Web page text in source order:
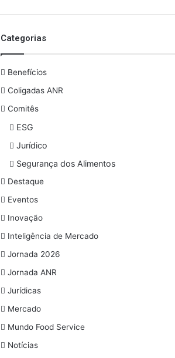
s
u
e
d
e
e
a
i
Categorias
Benefícios
Coligadas ANR
Comitês
ESG
Jurídico
Segurança dos Alimentos
Destaque
Eventos
Inovação
Inteligência de Mercado
Jornada 2026
Jornada ANR
Jurídicas
Mercado
Mundo Food Service
Notícias